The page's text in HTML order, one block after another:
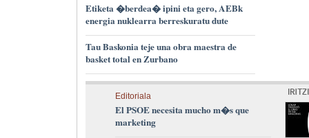
Etiketa �berdea� ipini eta gero, AEBk
energia nuklearra berreskuratu dute
Tau Baskonia teje una obra maestra de
basket total en Zurbano
Editoriala
El PSOE necesita mucho m�s que
marketing